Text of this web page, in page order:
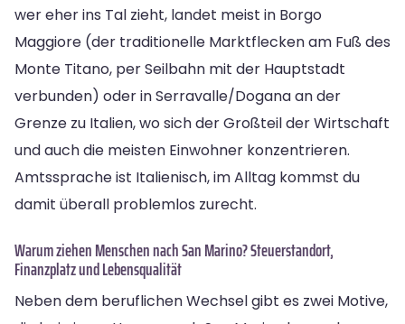
wer eher ins Tal zieht, landet meist in Borgo
Maggiore (der traditionelle Marktflecken am Fuß des
Monte Titano, per Seilbahn mit der Hauptstadt
verbunden) oder in Serravalle/Dogana an der
Grenze zu Italien, wo sich der Großteil der Wirtschaft
und auch die meisten Einwohner konzentrieren.
Amtssprache ist Italienisch, im Alltag kommst du
damit überall problemlos zurecht.
Warum ziehen Menschen nach San Marino? Steuerstandort,
Finanzplatz und Lebensqualität
Neben dem beruflichen Wechsel gibt es zwei Motive,